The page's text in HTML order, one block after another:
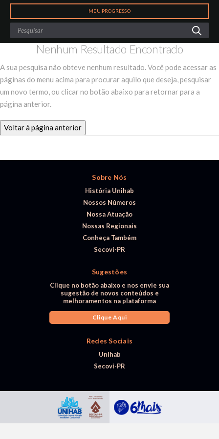
MEU PROGRESSO
Search
Nenhum Resultado Encontrado
A sua pesquisa não obteve nenhum resultado. Você pode acessar as
páginas do menu acima para procurar aquilo que deseja, pesquisar
um novo termo, ou clicar no botão abaixo para retornar para a
página anterior.
Voltar à página anterior
Sobre Nós
História Unihab
Nossos Números
Nossa Atuação
Nossas Regionais
Conheça Também
Secovi-PR
Sugestões
Clique no botão abaixo e nos envie sua
sugestão de novos conteúdos e
melhoramentos na plataforma
Clique Aqui
Redes Sociais
Unihab
Secovi-PR